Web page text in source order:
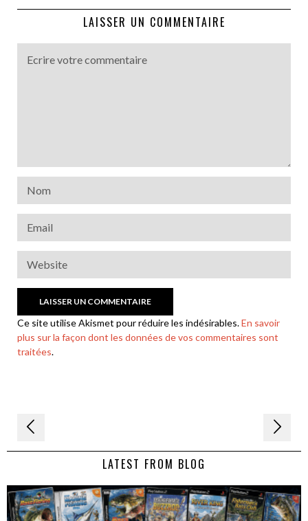
LAISSER UN COMMENTAIRE
Ce site utilise Akismet pour réduire les indésirables.En savoir
plus sur la façon dont les données de vos commentaires sont
traitées.
Navigation
de LATEST FROM BLOG